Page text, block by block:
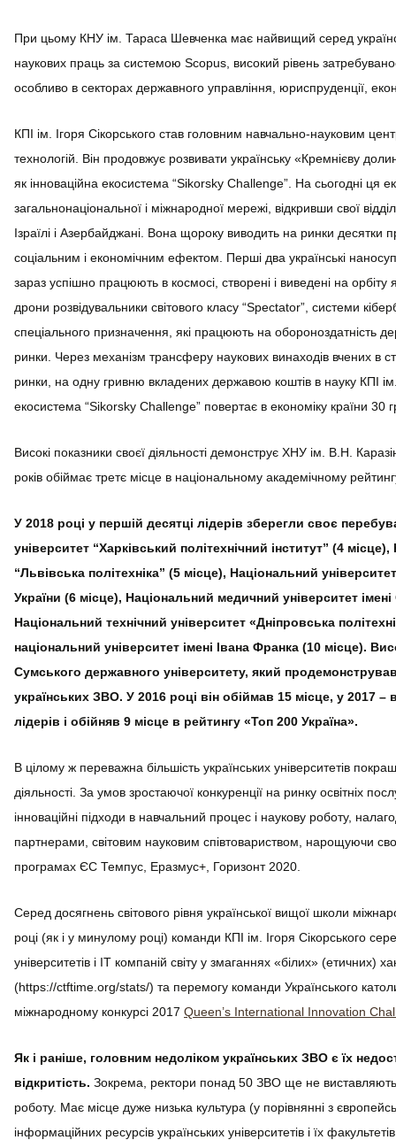
При цьому КНУ ім. Тараса Шевченка має найвищий серед
наукових праць за системою Scopus, високий рівень
особливо в секторах державного управління, юриспруденції,
КПІ ім. Ігоря Сікорського став головним навчально-науковим
технологій. Він продовжує розвивати українську «Кремнієву
як інноваційна екосистема “Sikorsky Challenge”. На сьогодні ця
загальнонаціональної і міжнародної мережі, відкривши свої
Ізраїлі і Азербайджані. Вона щороку виводить на ринки десятки
соціальним і економічним ефектом. Перші два українські
зараз успішно працюють в космосі, створені і виведені на
дрони розвідувальники світового класу “Spectator”, системи
спеціального призначення, які працюють на обороноздатність
ринки. Через механізм трансферу наукових винаходів вчених в
ринки, на одну гривню вкладених державою коштів в науку КПІ ім.
екосистема “Sikorsky Challenge” повертає в економіку країни 30
Високі показники своєї діяльності демонструє ХНУ ім. В.Н.
років обіймає третє місце в національному академічному
У 2018 році у першій десятці лідерів зберегли своє
університет “Харківський політехнічний інститут” (4
“Львівська політехніка” (5 місце), Національний
України (6 місце), Національний медичний університет
Національний технічний університет «Дніпровська
національний університет імені Івана Франка (10 місце).
Сумського державного університету, який
українських ЗВО. У 2016 році він обіймав 15 місце, у 2017 –
лідерів і обійняв 9 місце в рейтингу «Топ 200 Україна».
В цілому ж переважна більшість українських університетів
діяльності. За умов зростаючої конкуренції на ринку освітніх
інноваційні підходи в навчальний процес і наукову роботу,
партнерами, світовим науковим співтовариством, нарощуючи
програмах ЄС Темпус, Еразмус+, Горизонт 2020.
Серед досягнень світового рівня української вищої школи
році (як і у минулому році) команди КПІ ім. Ігоря Сікорського
університетів і ІТ компаній світу у змаганнях «білих» (етичних)
(https://ctftime.org/stats/) та перемогу команди Українського
міжнародному конкурсі 2017 Queen’s International Innovation
Як і раніше, головним недоліком українських ЗВО є їх
відкритість. Зокрема, ректори понад 50 ЗВО ще не виставляють
роботу. Має місце дуже низька культура (у порівнянні з
інформаційних ресурсів українських університетів і їх